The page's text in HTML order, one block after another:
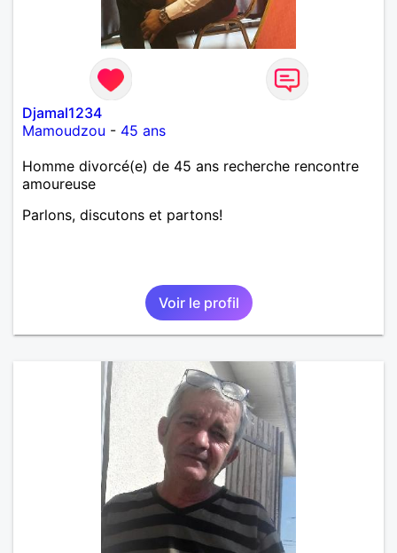
Djamal1234
Mamoudzou - 45 ans
Homme divorcé(e) de 45 ans recherche rencontre
amoureuse
Parlons, discutons et partons!
Voir le profil